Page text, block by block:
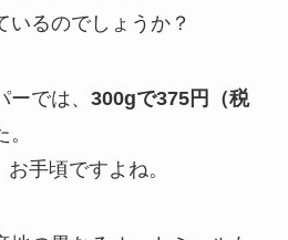
いるのでしょうか？
では、 300gで375円（税
手頃ですよね。